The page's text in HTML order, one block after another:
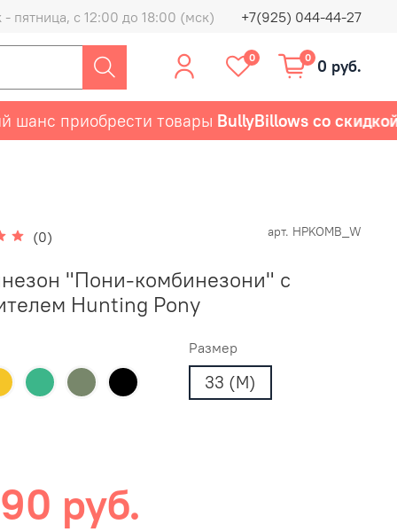
пятница, с 12:00 до 18:00 (мск) +7(925) 044-44-27
0 0 0 руб.
приобрести товарыBullyBillows со скидкой
(0) арт. HPKOMB_W
"Пони-комбинезони" с
Hunting Pony
Размер
33 (M)
руб.